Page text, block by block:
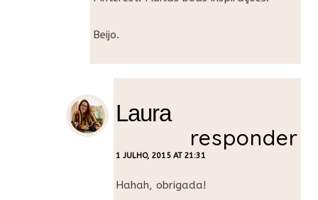
Beijo.
Laura
1 JULHO, 2015 AT 21:31
responder
Hahah, obrigada!